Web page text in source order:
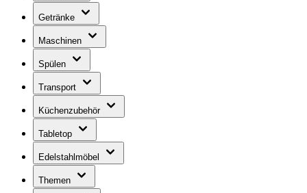
Getränke
Maschinen
Spülen
Transport
Küchenzubehör
Tabletop
Edelstahlmöbel
Themen